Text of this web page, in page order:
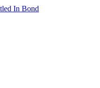
In Bond